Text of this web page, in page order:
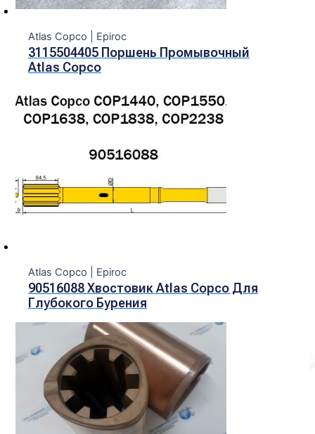
Atlas Copco | Epiroc
3115504405 Поршень Промывочный
Atlas Copco
Atlas Copco | Epiroc
90516088 Хвостовик Atlas Copco Для
Глубокого Бурения